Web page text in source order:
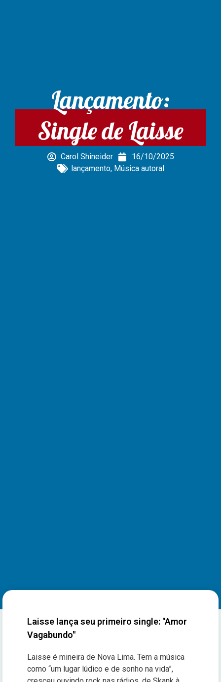
Lançamento:
Single de Laisse
Carol Shineider
16/10/2025
lançamento, Música autoral
Laisse lança seu primeiro single: "Amor
Vagabundo"
Laisse é mineira de Nova Lima. Tem a música
como “um lugar lúdico e de sonho na vida”,